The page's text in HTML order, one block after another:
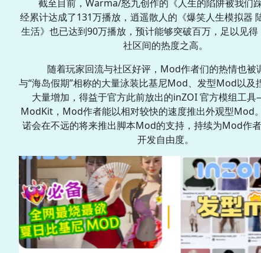
截至目前，Warma/怒九创作的《人生的陷阱被我们
经累计达成了131万播放，逍遥散人的《爆笑人生模拟器
生活》也已达到90万播放，预计能够突破百万，足以见
社区间的热度之高。
随着玩家回流与社区好评，Mod作者们的热情也被
与“海岛假期”相称的大量泳装比基尼Mod、发型Mod以及
大量增加，得益于官方此前放出的inZOI 官方模组工
ModKit，Mod作者能以相对较快的速度推出外观型Mod
诺会在不远的将来推出脚本Mod的支持，持续为Mod作
开发自由度。